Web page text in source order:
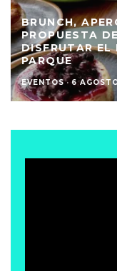
BRUNCH,
PROPUESTA
DISFRUTAR
PARQUE
EVENTOS · 6